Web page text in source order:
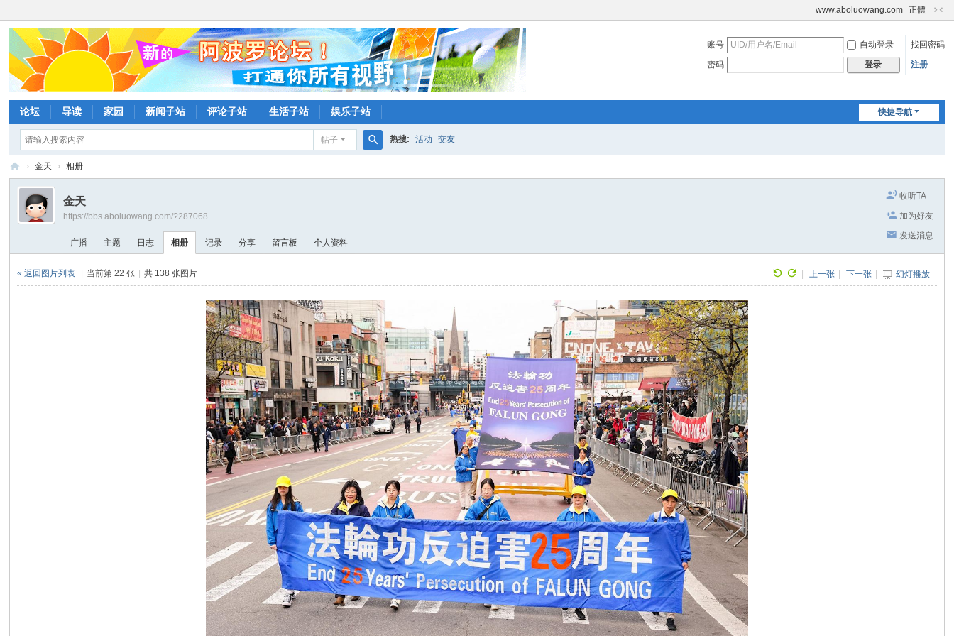
www.aboluowang.com 正體
切
到
账号 自动登录
找回密码
密码
登录 注册
快捷导航
论坛 导读 家园 新闻子站 评论子站 生活子站 娱乐子站
帖子
索
热搜: 活动 交友
阿
罗
坛
› 金天 › 相册
收听TA
加为好友
发送消息
金天
https://bbs.aboluowang.com/?287068
广播 主题 日志 相册 记录 分享 留言板 个人资料
| 上一张 | 下一张 | 幻灯播放
« 返回图片列表 当前第 22 张 共 138 张图片